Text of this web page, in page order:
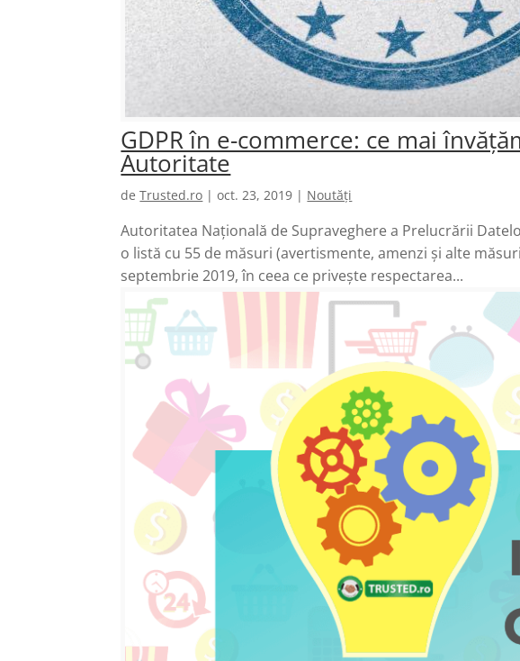
GDPR în e-commerce: ce mai
Autoritate
deTrusted.ro |oct. 23, 2019 | Noutăți
Autoritatea Naţională de Supraveghere a Prelucrării
o listă cu 55 de măsuri (avertismente, amenzi și alte
septembrie 2019, în ceea ce privește respectarea...